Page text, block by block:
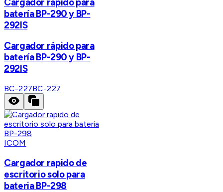
batería BP-290 y BP-
292IS
Cargador rápido para
batería BP-290 y BP-
292IS
BC-227BC-227
ICOM
Cargador rapido de
escritorio solo para
bateria BP-298